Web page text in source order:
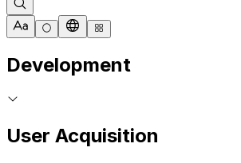
Development
User Acquisition